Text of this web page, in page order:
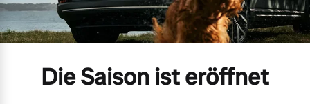
Mild-Hybrid
Volvo Gebrauchtwagenbörse
Kontakt und Anfahrt
Die Saison ist eröffnet